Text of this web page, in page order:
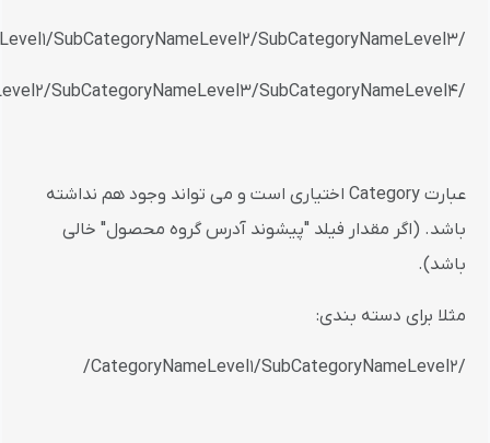
/Category/CategoryNameLevel1/SubCategoryNameLevel2/SubCategoryNameLevel3/
/Category/CategoryNameLevel1/SubCategoryNameLevel2/SubCategoryNameLevel3/SubCategoryNameLevel4
عبارت Category اختیاری است و می تواند وجود هم نداشته
باشد. (اگر مقدار فیلد "پیشوند آدرس گروه محصول" خالی
باشد).
مثلا برای دسته بندی:
/CategoryNameLevel1/SubCategoryNameLevel2/